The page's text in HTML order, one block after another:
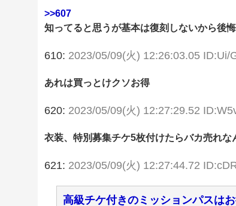
>>607
知ってると思うが基本は復刻しないから後
610: 2023/05/09(火) 12:26:03.05 ID:Ui/
あれは買っとけクソお得
620: 2023/05/09(火) 12:27:29.52
衣装、特別募集チケ5枚付けたらバカ売れな
621: 2023/05/09(火) 12:27:44.72
高級チケ付きのミッションパスは